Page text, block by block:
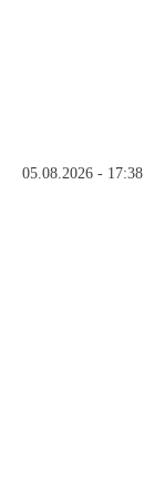
05.08.2026 - 17:38